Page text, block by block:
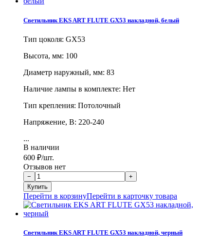
Светильник EKS ART FLUTE GX53 накладной, белый
Тип цоколя: GX53
Высота, мм: 100
Диаметр наружный, мм: 83
Наличие лампы в комплекте: Нет
Тип крепления: Потолочный
Напряжение, В: 220-240
...
В наличии
600 ₽/шт.
Отзывов нет
Перейти в корзинуПерейти в карточку товара
Светильник EKS ART FLUTE GX53 накладной, черный